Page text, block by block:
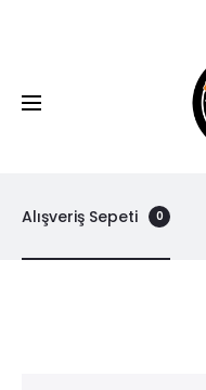
Alışveriş Sepeti 0